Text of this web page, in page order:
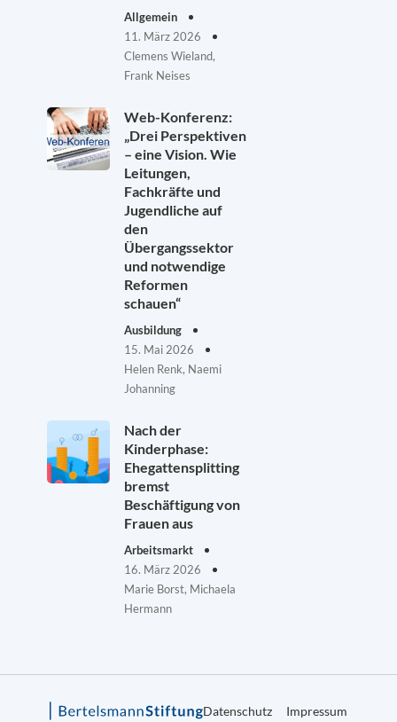
Allgemein
11. März 2026
Clemens Wieland,
Frank Neises
Web-Konferenz:
„Drei Perspektiven
– eine Vision. Wie
Leitungen,
Fachkräfte und
Jugendliche auf
den
Übergangssektor
und notwendige
Reformen
schauen“
Ausbildung
15. Mai 2026
Helen Renk, Naemi
Johanning
Nach der
Kinderphase:
Ehegattensplitting
bremst
Beschäftigung von
Frauen aus
Arbeitsmarkt
16. März 2026
Marie Borst, Michaela
Hermann
Datenschutz Impressum